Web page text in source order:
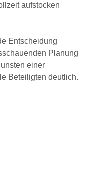
aufstocken
Entscheidung
Planung
einer
Beteiligten deutlich.